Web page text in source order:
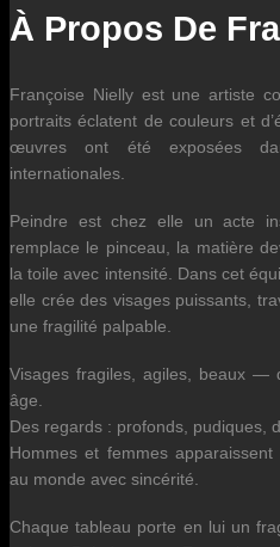
À Propos De
Françoise Nielly est une artiste
portraits éclatent de couleurs et
œuvres ont été exposées
internationales.
Peindre est chez elle un acte
remplace le pinceau, la matière
la toile avec intensité. Dans cet
elle crée des visages puissants,
une fragilité palpable.
Visages fragiles, agiles, beaux —
âge.
Des regards : profonds, pudiques,
Hommes et femmes
au monde avec sincérité.
Chaque tableau porte en lui un